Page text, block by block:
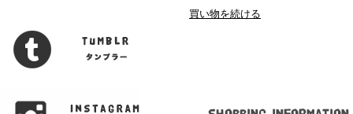
買い物を続ける